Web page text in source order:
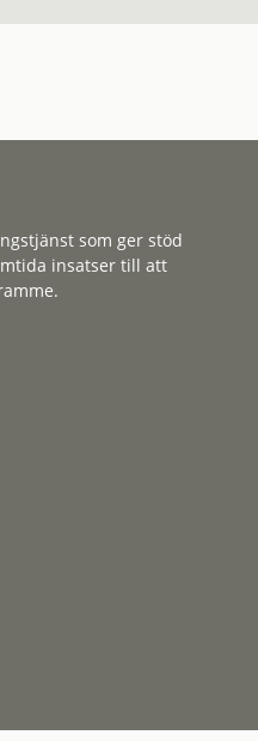
som ger stöd
insatser till att